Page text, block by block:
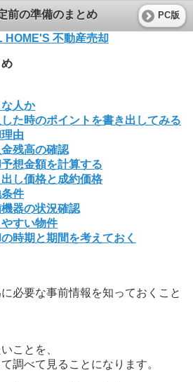
前の準備のまとめ PC版
HOME'S 不動産売却
人か
た時のポイントを書き出してみる
由
残高の確認
想金額を計算する
し価格と成約価格
件
器の状況確認
すい物件
時期と期間を考えておく
必要な事前情報を知っておくこと
ことを、
調べて見ることになります。